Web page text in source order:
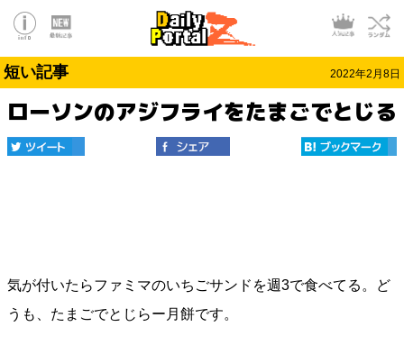
短い記事 2022年2月8日
ローソンのアジフライをたまごでとじる
気が付いたらファミマのいちごサンドを週3で食べてる。ど
うも、たまごでとじらー月餅です。